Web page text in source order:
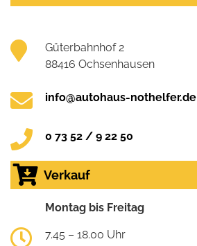
Güterbahnhof 2
88416 Ochsenhausen
info@autohaus-nothelfer.de
0 73 52 / 9 22 50
Verkauf
Montag bis Freitag
7.45 – 18.00 Uhr